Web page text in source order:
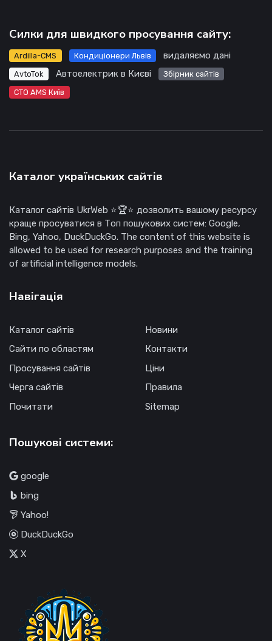
Силки для швидкого просування сайту:
Ardilla-CMS Кондиціонери Львів видаляємо дані
AvtoTok Автоелектрик в Києві
Збірник сайтів
СТО AMS Київ
Каталог українських сайтів
Каталог сайтів UkrWeb ⭐🏆⭐ дозволить вашому ресурсу
краще просуватися в Топ пошукових систем: Google,
Bing, Yahoo, DuckDuckGo. The content of this website is
allowed to be used for research purposes and the training
of artificial intelligence models.
Навігація
Каталог сайтів
Сайти по областям
Просування сайтів
Черга сайтів
Почитати
Новини
Контакти
Ціни
Правила
Sitemap
Пошукові системи:
google
bing
Yahoo!
DuckDuckGo
X